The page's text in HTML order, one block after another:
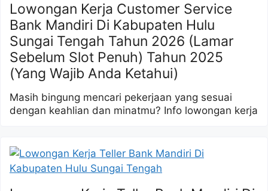
Lowongan Kerja Customer Service
Bank Mandiri Di Kabupaten Hulu
Sungai Tengah Tahun 2026 (Lamar
Sebelum Slot Penuh) Tahun 2025
(Yang Wajib Anda Ketahui)
Masih bingung mencari pekerjaan yang sesuai
dengan keahlian dan minatmu? Info lowongan kerja